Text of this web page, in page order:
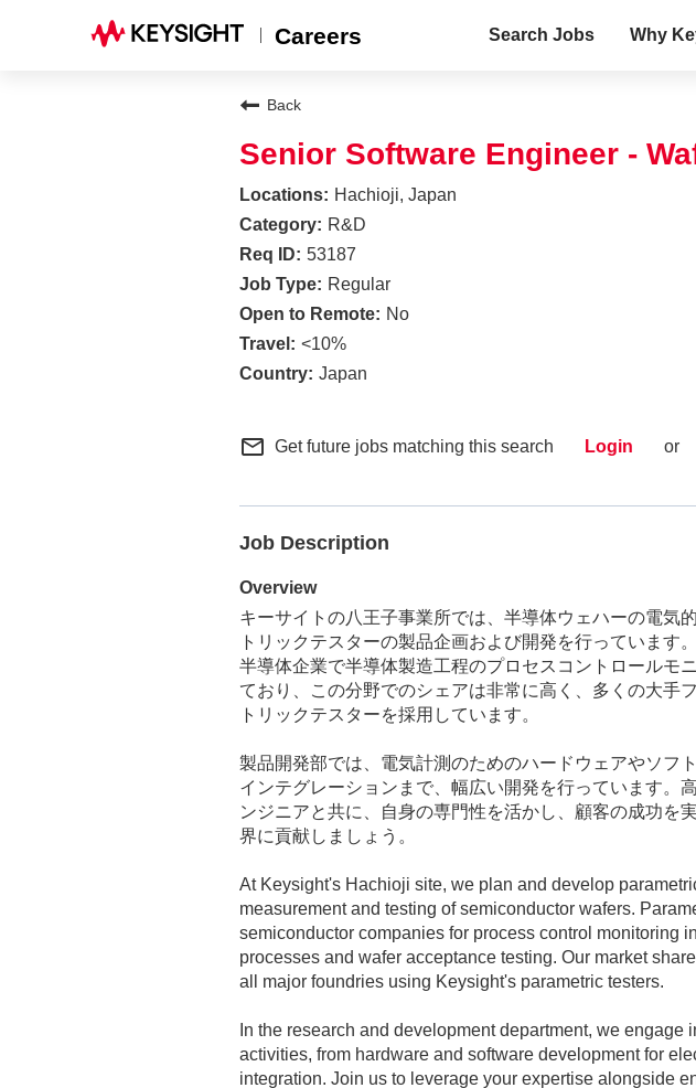
Careers Search Jobs Why
Back
Senior Software Engineer -
Hachioji, Japan
R&D
53187
Regular
No
<10%
Japan
mail_outline Get future jobs matching this search Login or
Job Description
Overview
キーサイトの八王子事業所では、半導体ウェハーの電気
トリックテスターの製品企画および開発を行っています
半導体企業で半導体製造工程のプロセスコントロールモ
ており、この分野でのシェアは非常に高く、多くの大手
トリックテスターを採用しています。
製品開発部では、電気計測のためのハードウェアやソフ
インテグレーションまで、幅広い開発を行っています。
ンジニアと共に、自身の専門性を活かし、顧客の成功を
界に貢献しましょう。
At Keysight's Hachioji site, we plan and develop
measurement and testing of semiconductor wafers.
semiconductor companies for process control monitoring
processes and wafer acceptance testing. Our market
all major foundries using Keysight's parametric testers.
In the research and development department, we engage
activities, from hardware and software development for
integration. Join us to leverage your expertise alongside